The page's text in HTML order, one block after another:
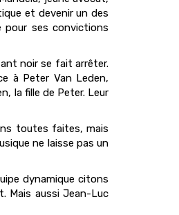
et devenir un des
pour ses convictions
noir se fait arrêter.
à Peter Van Leden,
la fille de Peter. Leur
toutes faites, mais
ne laisse pas un
dynamique citons
Mais aussi Jean-Luc